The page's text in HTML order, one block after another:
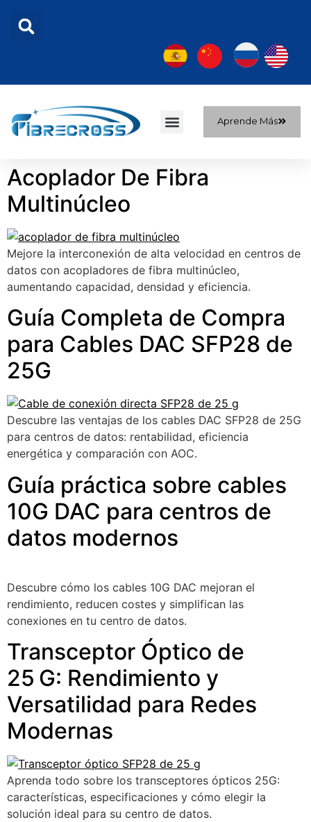
Aprende Más
Acoplador De Fibra
Multinúcleo
Mejore la interconexión de alta velocidad en centros de
datos con acopladores de fibra multinúcleo,
aumentando capacidad, densidad y eficiencia.
Guía Completa de Compra
para Cables DAC SFP28 de
25G
Descubre las ventajas de los cables DAC SFP28 de 25G
para centros de datos: rentabilidad, eficiencia
energética y comparación con AOC.
Guía práctica sobre cables
10G DAC para centros de
datos modernos
Descubre cómo los cables 10G DAC mejoran el
rendimiento, reducen costes y simplifican las
conexiones en tu centro de datos.
Transceptor Óptico de
25 G: Rendimiento y
Versatilidad para Redes
Modernas
Aprenda todo sobre los transceptores ópticos 25G:
características, especificaciones y cómo elegir la
solución ideal para su centro de datos.